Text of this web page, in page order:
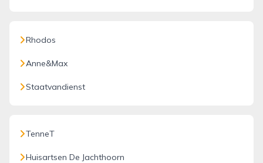
Rhodos
Anne&Max
Staatvandienst
TenneT
Huisartsen De Jachthoorn